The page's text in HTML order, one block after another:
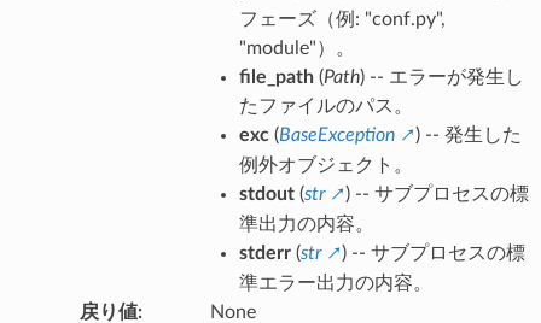
フェーズ（例: "conf.py",
"module"）。
file_path(Path) -- エラーが発生し
たファイルのパス。
exc(BaseException
) -- 発生した
例外オブジェクト。
stdout(str
) -- サブプロセスの標
準出力の内容。
stderr(str
) -- サブプロセスの標
準エラー出力の内容。
戻り値:
None